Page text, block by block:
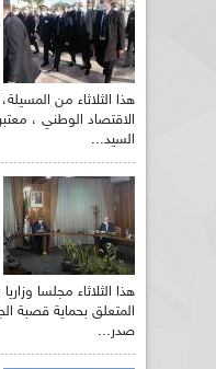
هذا الثلاثاء من
الاقتصاد الوطني ،
السيد...
هذا الثلاثاء مجلسا
المتعلق بحماية قصبة
صدر...